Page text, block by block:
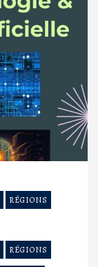
RÉGIONS
RÉGIONS